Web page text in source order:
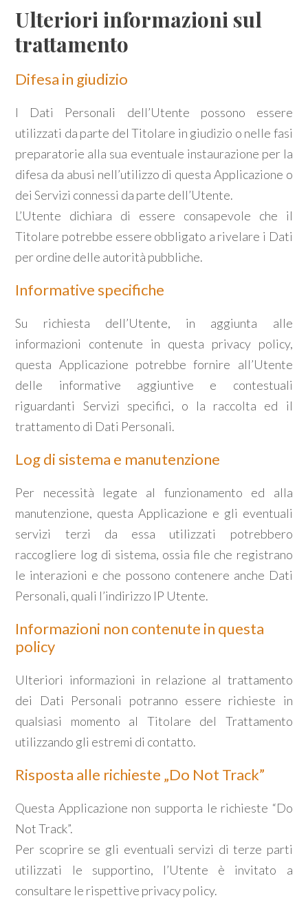
Ulteriori informazioni sul
trattamento
Difesa in giudizio
I Dati Personali dell’Utente possono essere
utilizzati da parte del Titolare in giudizio o nelle fasi
preparatorie alla sua eventuale instaurazione per la
difesa da abusi nell’utilizzo di questa Applicazione o
dei Servizi connessi da parte dell’Utente.
L’Utente dichiara di essere consapevole che il
Titolare potrebbe essere obbligato a rivelare i Dati
per ordine delle autorità pubbliche.
Informative specifiche
Su richiesta dell’Utente, in aggiunta alle
informazioni contenute in questa privacy policy,
questa Applicazione potrebbe fornire all’Utente
delle informative aggiuntive e contestuali
riguardanti Servizi specifici, o la raccolta ed il
trattamento di Dati Personali.
Log di sistema e manutenzione
Per necessità legate al funzionamento ed alla
manutenzione, questa Applicazione e gli eventuali
servizi terzi da essa utilizzati potrebbero
raccogliere log di sistema, ossia file che registrano
le interazioni e che possono contenere anche Dati
Personali, quali l’indirizzo IP Utente.
Informazioni non contenute in questa
policy
Ulteriori informazioni in relazione al trattamento
dei Dati Personali potranno essere richieste in
qualsiasi momento al Titolare del Trattamento
utilizzando gli estremi di contatto.
Risposta alle richieste „Do Not Track”
Questa Applicazione non supporta le richieste “Do
Not Track”.
Per scoprire se gli eventuali servizi di terze parti
utilizzati le supportino, l’Utente è invitato a
consultare le rispettive privacy policy.